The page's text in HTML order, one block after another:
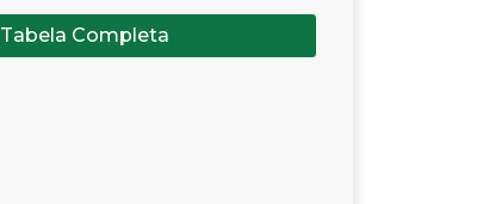
Tabela Completa